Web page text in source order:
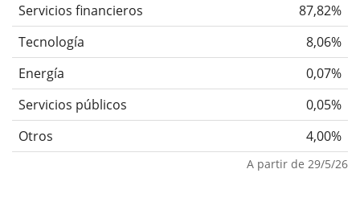
Servicios financieros
87,82%
Tecnología
8,06%
Energía
0,07%
Servicios públicos
0,05%
Otros
4,00%
A partir de 29/5/26